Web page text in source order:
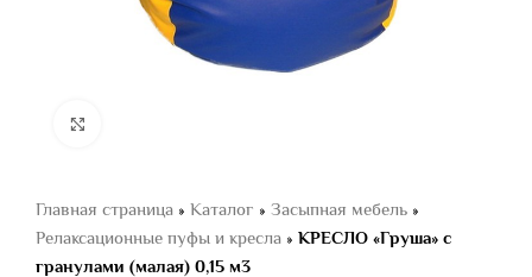
Главная страница » Каталог » Засыпная мебель »
Релаксационные пуфы и кресла » КРЕСЛО «Груша» с
гранулами (малая) 0,15 м3